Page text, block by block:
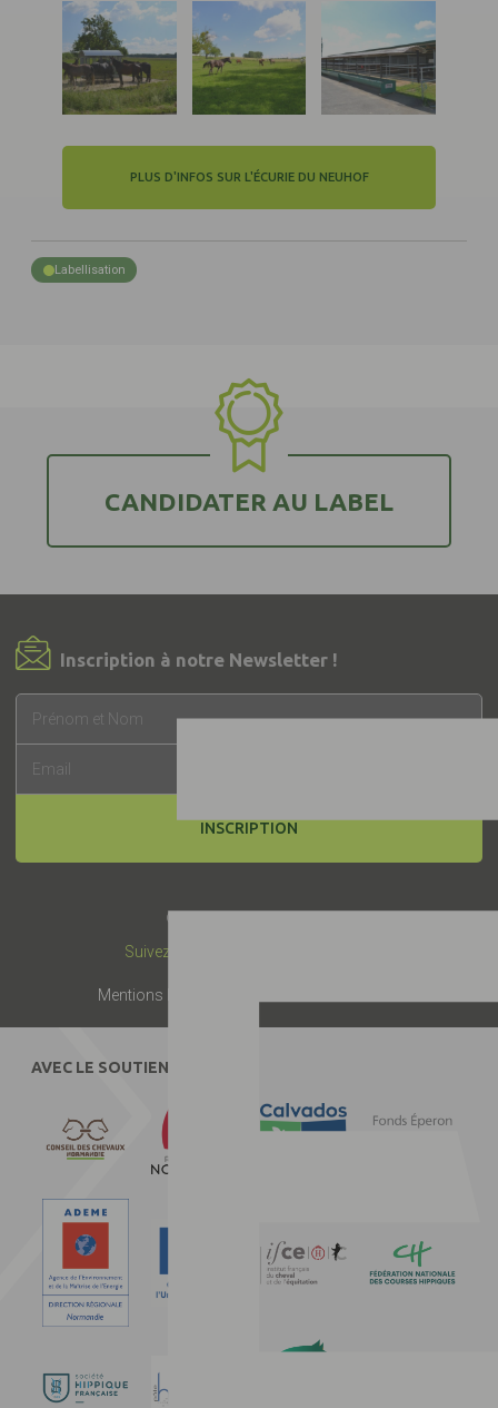
PLUS D'INFOS SUR L'ÉCURIE DU NEUHOF
Labellisation
CANDIDATER AU LABEL
Inscription à notre Newsletter !
INSCRIPTION
© 2019 -
Suivez-nous :
Mentions légales
AVEC LE SOUTIEN DE :